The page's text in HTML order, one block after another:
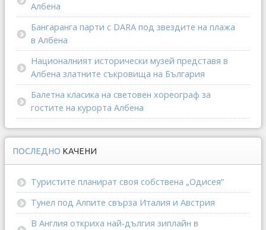
Албена
Бангаранга парти с DARA под звездите на плажа
в Албена
Националният исторически музей представя в
Албена златните съкровища на България
Балетна класика на световен хореограф за
гостите на курорта Албена
ПОСЛЕДНО КАЧЕНИ
Туристите планират своя собствена „Одисея“
Тунел под Алпите свърза Италия и Австрия
В Англия откриха най-дългия зиплайн в